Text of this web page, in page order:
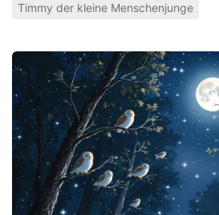
Timmy der kleine Menschenjunge